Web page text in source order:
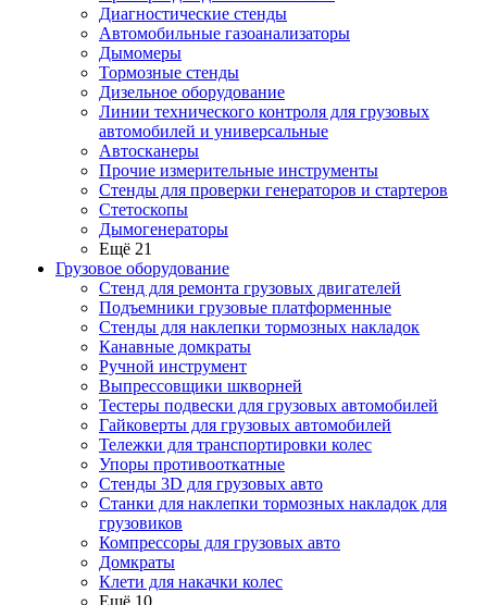
Диагностические стенды
Автомобильные газоанализаторы
Дымомеры
Тормозные стенды
Дизельное оборудование
Линии технического контроля для грузовых
автомобилей и универсальные
Автосканеры
Прочие измерительные инструменты
Стенды для проверки генераторов и стартеров
Стетоскопы
Дымогенераторы
Ещё 21
Грузовое оборудование
Стенд для ремонта грузовых двигателей
Подъемники грузовые платформенные
Стенды для наклепки тормозных накладок
Канавные домкраты
Ручной инструмент
Выпрессовщики шкворней
Тестеры подвески для грузовых автомобилей
Гайковерты для грузовых автомобилей
Тележки для транспортировки колес
Упоры противооткатные
Стенды 3D для грузовых авто
Станки для наклепки тормозных накладок для
грузовиков
Компрессоры для грузовых авто
Домкраты
Клети для накачки колес
Ещё 10